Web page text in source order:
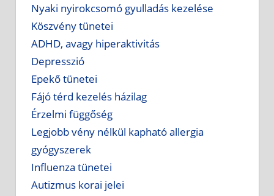
Nyaki nyirokcsomó gyulladás kezelése
Köszvény tünetei
ADHD, avagy hiperaktivitás
Depresszió
Epekő tünetei
Fájó térd kezelés házilag
Érzelmi függőség
Legjobb vény nélkül kapható allergia
gyógyszerek
Influenza tünetei
Autizmus korai jelei